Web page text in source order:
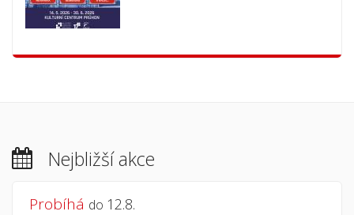
Nejbližší akce
Probíhá do 12.8.